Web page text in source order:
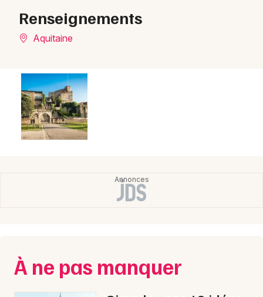
Renseignements
Aquitaine
À ne pas manquer